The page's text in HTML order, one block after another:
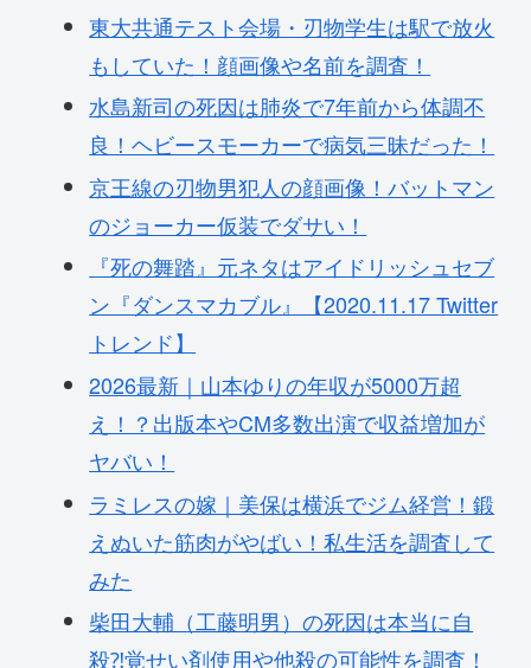
東大共通テスト会場・刃物学生は駅で放火
もしていた！顔画像や名前を調査！
水島新司の死因は肺炎で7年前から体調不
良！ヘビースモーカーで病気三昧だった！
京王線の刃物男犯人の顔画像！バットマン
のジョーカー仮装でダサい！
『死の舞踏』元ネタはアイドリッシュセブ
ン『ダンスマカブル』【2020.11.17 Twitter
トレンド】
2026最新｜山本ゆりの年収が5000万超
え！？出版本やCM多数出演で収益増加が
ヤバい！
ラミレスの嫁｜美保は横浜でジム経営！鍛
えぬいた筋肉がやばい！私生活を調査して
みた
柴田大輔（工藤明男）の死因は本当に自
殺⁈覚せい剤使用や他殺の可能性を調査！